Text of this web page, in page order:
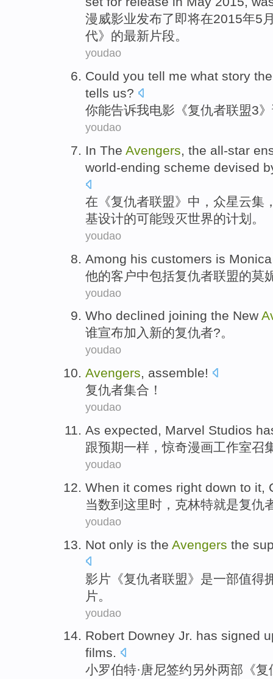
漫威影业发布了即将在2015年5
代》的最新 片段。
youdao
Could you tell me what story
tells us?
你能告诉我电影《复仇者联盟3
youdao
In The Avengers, the all-star
world-ending scheme devised
在 《复仇者联盟》中， 众星云集
基设计的可能毁灭世界的计划 。
youdao
Among his customers is
他的客户中包括复仇者联盟的莫
youdao
Who declined joining the New
谁宣布加入 新的复仇者?。
youdao
Avengers, assemble!
复仇者集合 ！
youdao
As expected, Marvel Studios
跟预期一样 ，惊奇漫画工作室召
youdao
When it comes right down to it,
当数到 这里时， 克林特就是复仇
youdao
Not only is the Avengers the
影片 《复仇者联盟》 是一部值得
片。
youdao
Robert Downey Jr. has signed
films.
小罗伯特·唐尼签约另外两部《复